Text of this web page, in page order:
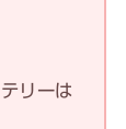
リーは